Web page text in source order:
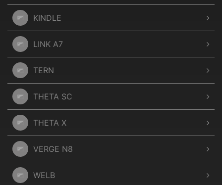
KINDLE
LINK A7
TERN
THETA SC
THETA X
VERGE N8
WELB